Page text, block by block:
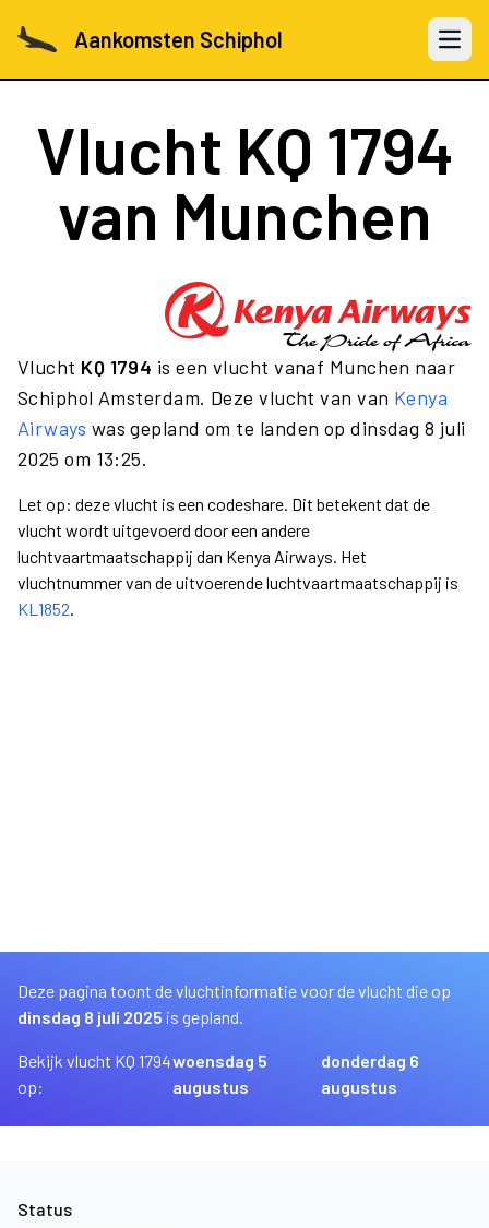
Aankomsten Schiphol Open
Vlucht KQ 1794
van Munchen
Vlucht KQ 1794 is een vlucht vanaf Munchen naar
Schiphol Amsterdam. Deze vlucht van van Kenya
Airways was gepland om te landen op dinsdag 8 juli
2025 om 13:25.
Let op: deze vlucht is een codeshare. Dit betekent dat de
vlucht wordt uitgevoerd door een andere
luchtvaartmaatschappij dan Kenya Airways. Het
vluchtnummer van de uitvoerende luchtvaartmaatschappij is
KL1852.
Deze pagina toont de vluchtinformatie voor de vlucht die op
dinsdag 8 juli 2025 is gepland.
Bekijk vlucht KQ 1794
op:
woensdag 5
augustus
donderdag 6
augustus
Status